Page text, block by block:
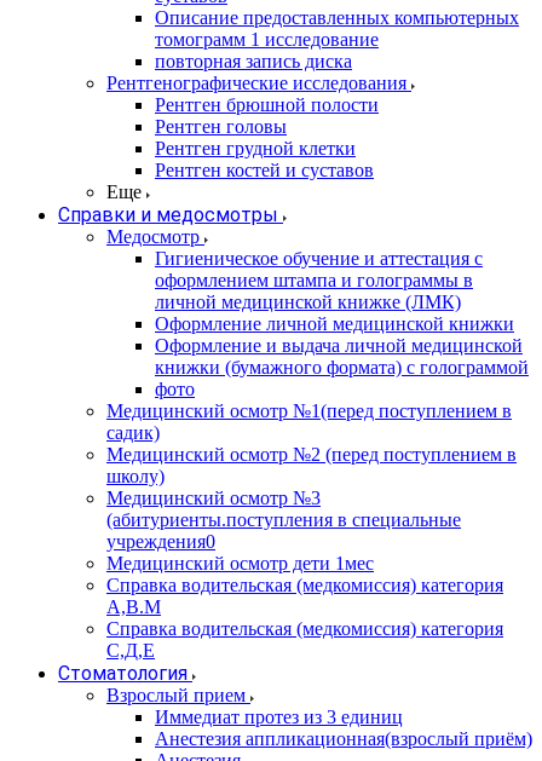
Описание предоставленных компьютерных
томограмм 1 исследование
повторная запись диска
Рентгенографические исследования
Рентген брюшной полости
Рентген головы
Рентген грудной клетки
Рентген костей и суставов
Еще
Справки и медосмотры
Медосмотр
Гигиеническое обучение и аттестация с
оформлением штампа и голограммы в
личной медицинской книжке (ЛМК)
Оформление личной медицинской книжки
Оформление и выдача личной медицинской
книжки (бумажного формата) с голограммой
фото
Медицинский осмотр №1(перед поступлением в
садик)
Медицинский осмотр №2 (перед поступлением в
школу)
Медицинский осмотр №3
(абитуриенты.поступления в специальные
учреждения0
Медицинский осмотр дети 1мес
Справка водительская (медкомиссия) категория
А,В.М
Справка водительская (медкомиссия) категория
С,Д,Е
Стоматология
Взрослый прием
Иммедиат протез из 3 единиц
Анестезия аппликационная(взрослый приём)